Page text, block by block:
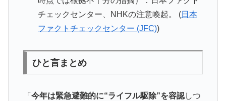
チェックセンター、NHKの注意喚起。 (日本
ファクトチェックセンター (JFC))
ひと言まとめ
「 今年は緊急避難的に“ライフル駆除”を容認しつ